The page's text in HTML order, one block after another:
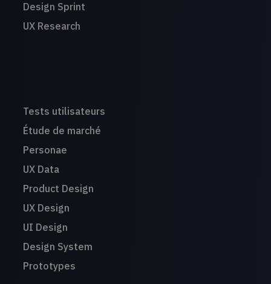
Design Sprint
UX Research
Tests utilisateurs
Étude de marché
Personae
UX Data
Product Design
UX Design
UI Design
Design System
Prototypes